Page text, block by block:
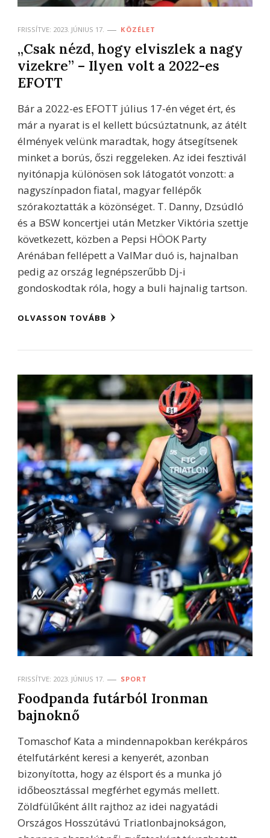
FRISSÍTVE: 2023. JÚNIUS 17. KÖZÉLET
„Csak nézd, hogy elviszlek a nagy
vizekre” – Ilyen volt a 2022-es
EFOTT
Bár a 2022-es EFOTT július 17-én véget ért, és
már a nyarat is el kellett búcsúztatnunk, az átélt
élmények velünk maradtak, hogy átsegítsenek
minket a borús, őszi reggeleken. Az idei fesztivál
nyitónapja különösen sok látogatót vonzott: a
nagyszínpadon fiatal, magyar fellépők
szórakoztatták a közönséget. T. Danny, Dzsúdló
és a BSW koncertjei után Metzker Viktória szettje
következett, közben a Pepsi HÖOK Party
Arénában fellépett a ValMar duó is, hajnalban
pedig az ország legnépszerűbb Dj-i
gondoskodtak róla, hogy a buli hajnalig tartson.
OLVASSON TOVÁBB
FRISSÍTVE: 2023. JÚNIUS 17. SPORT
Foodpanda futárból Ironman
bajnoknő
Tomaschof Kata a mindennapokban kerékpáros
ételfutárként keresi a kenyerét, azonban
bizonyította, hogy az élsport és a munka jó
időbeosztással megférhet egymás mellett.
Zöldfülűként állt rajthoz az idei nagyatádi
Országos Hosszútávú Triatlonbajnokságon,